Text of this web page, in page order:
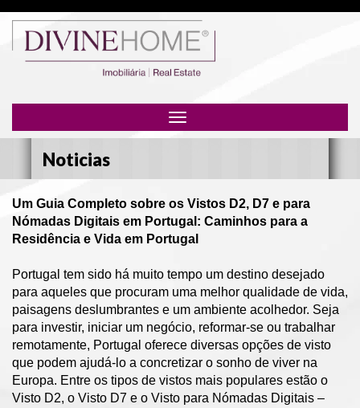
navigation
Noticias
Um Guia Completo sobre os Vistos D2, D7 e para
Nómadas Digitais em Portugal: Caminhos para a
Residência e Vida em Portugal
Portugal tem sido há muito tempo um destino desejado
para aqueles que procuram uma melhor qualidade de vida,
paisagens deslumbrantes e um ambiente acolhedor. Seja
para investir, iniciar um negócio, reformar-se ou trabalhar
remotamente, Portugal oferece diversas opções de visto
que podem ajudá-lo a concretizar o sonho de viver na
Europa. Entre os tipos de vistos mais populares estão o
Visto D2, o Visto D7 e o Visto para Nómadas Digitais –